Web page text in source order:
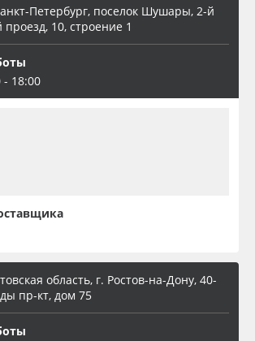
Петербург, поселок Шушары, 2-й
проезд, 10, строение 1
- 18:00
область, г. Ростов-на-Дону, 40-
пр-кт, дом 75